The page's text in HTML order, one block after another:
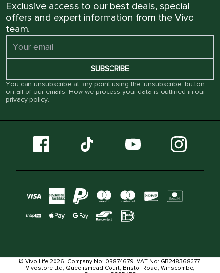
Exclusive access to our best deals, special
offers and expert information from the Vivo
team.
SUBSCRIBE
You can unsubscribe at any point using the ‘unsubscribe’ button
on all of our emails. How we process your data is outlined in our
privacy policy.
© Vivo Life 2026. Company No: 08874679. VAT No: GB248368277.
Vivostore Ltd, Queensmead Court, Bristol Road, Winscombe,